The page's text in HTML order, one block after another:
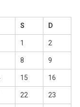
S D
1 2
8 9
15 16
22 23